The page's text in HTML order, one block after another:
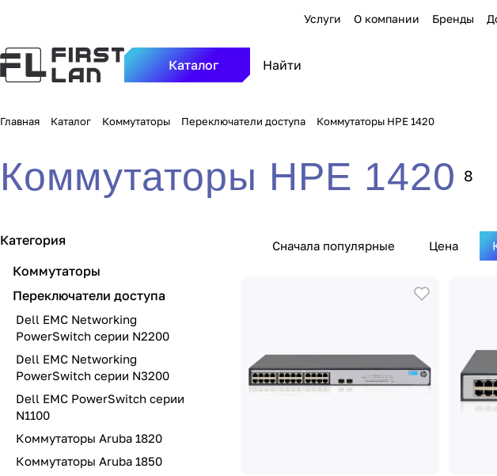
Услуги О компании Бренды
Каталог
Главная Каталог Коммутаторы Переключатели доступа Коммутаторы HPE 1420
Коммутаторы HPE 1420 8
Сначала популярные Цена
Категория
Коммутаторы
Переключатели доступа
Dell EMC Networking
PowerSwitch серии N2200
Dell EMC Networking
PowerSwitch серии N3200
Dell EMC PowerSwitch серии
N1100
Коммутаторы Aruba 1820
Коммутаторы Aruba 1850